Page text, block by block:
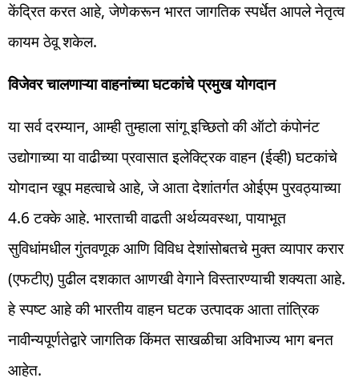
केंद्रित करत आहे, जेणेकरून भारत जागतिक स्पर्धेत आपले नेतृत्व
कायम ठेवू शकेल.
विजेवर चालणाऱ्या वाहनांच्या घटकांचे प्रमुख योगदान
या सर्व दरम्यान, आम्ही तुम्हाला सांगू इच्छितो की ऑटो कंपोनंट
उद्योगाच्या या वाढीच्या प्रवासात इलेक्ट्रिक वाहन (ईव्ही) घटकांचे
योगदान खूप महत्वाचे आहे, जे आता देशांतर्गत ओईएम पुरवठ्याच्या
4.6 टक्के आहे. भारताची वाढती अर्थव्यवस्था, पायाभूत
सुविधांमधील गुंतवणूक आणि विविध देशांसोबतचे मुक्त व्यापार करार
(एफटीए) पुढील दशकात आणखी वेगाने विस्तारण्याची शक्यता आहे.
हे स्पष्ट आहे की भारतीय वाहन घटक उत्पादक आता तांत्रिक
नावीन्यपूर्णतेद्वारे जागतिक किंमत साखळीचा अविभाज्य भाग बनत
आहेत.